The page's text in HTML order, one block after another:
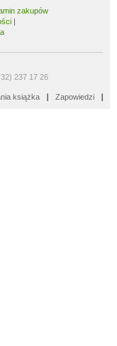
zakupów
|
237 17 26
książka Zapowiedzi